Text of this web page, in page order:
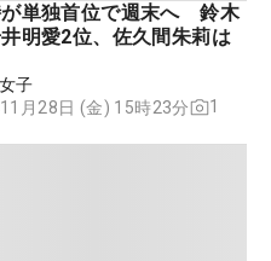
が単独首位で週末へ 鈴木
明愛2位、佐久間朱莉は
子
月28日 (金) 15時23分
1